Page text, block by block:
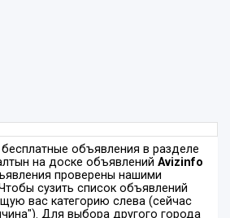
объявления в разделе
на доске объявлений Avizinfo
проверены нашими
сузить список объявлений
вас категорию слева (сейчас
Для выбора другого города